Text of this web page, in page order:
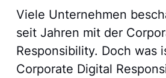
Viele Unternehmen
seit Jahren mit der
Responsibility. Doch was
Corporate Digital